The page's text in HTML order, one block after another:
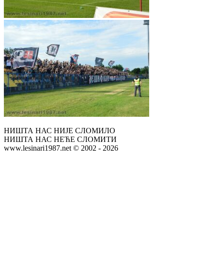
НИШТА НАС НИЈЕ СЛОМИЛО
НИШТА НАС НЕЋЕ СЛОМИТИ
www.lesinari1987.net © 2002 - 2026